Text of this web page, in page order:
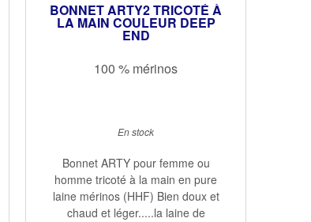
BONNET ARTY2 TRICOTÉ À
LA MAIN COULEUR DEEP
END
100 % mérinos
En stock
Bonnet ARTY pour femme ou
homme tricoté à la main en pure
laine mérinos (HHF) Bien doux et
chaud et léger.....la laine de